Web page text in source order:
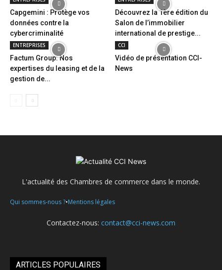
Capgemini : Protège vos
données contre la
cybercriminalité
Découvrez la 1ère édition du
Salon de l’immobilier
international de prestige...
ENTREPRISES
Factum Group: Nos
expertises du leasing et de la
gestion de...
CCI
Vidéo de présentation CCI-
News
L'actualité des Chambres de commerce dans le monde.
Qui sommes-nous ?•Mentions légales
Contactez-nous: contact@cci-news.com
ARTICLES POPULAIRES